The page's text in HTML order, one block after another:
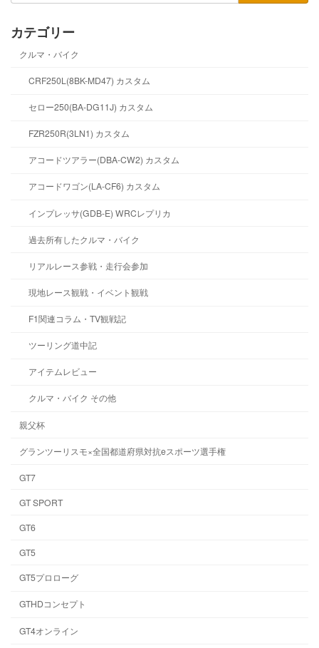
カテゴリー
クルマ・バイク
CRF250L(8BK-MD47) カスタム
セロー250(BA-DG11J) カスタム
FZR250R(3LN1) カスタム
アコードツアラー(DBA-CW2) カスタム
アコードワゴン(LA-CF6) カスタム
インプレッサ(GDB-E) WRCレプリカ
過去所有したクルマ・バイク
リアルレース参戦・走行会参加
現地レース観戦・イベント観戦
F1関連コラム・TV観戦記
ツーリング道中記
アイテムレビュー
クルマ・バイク その他
親父杯
グランツーリスモ×全国都道府県対抗eスポーツ選手権
GT7
GT SPORT
GT6
GT5
GT5プロローグ
GTHDコンセプト
GT4オンライン